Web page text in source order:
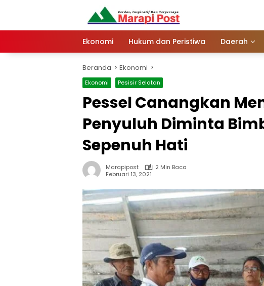
Ekonomi Hukum dan Peristiwa Daerah
Beranda Ekonomi
Ekonomi Pesisir Selatan
Pessel Canangkan
Penyuluh Diminta
Sepenuh Hati
Marapipost
2 Min Baca
Februari 13, 2021